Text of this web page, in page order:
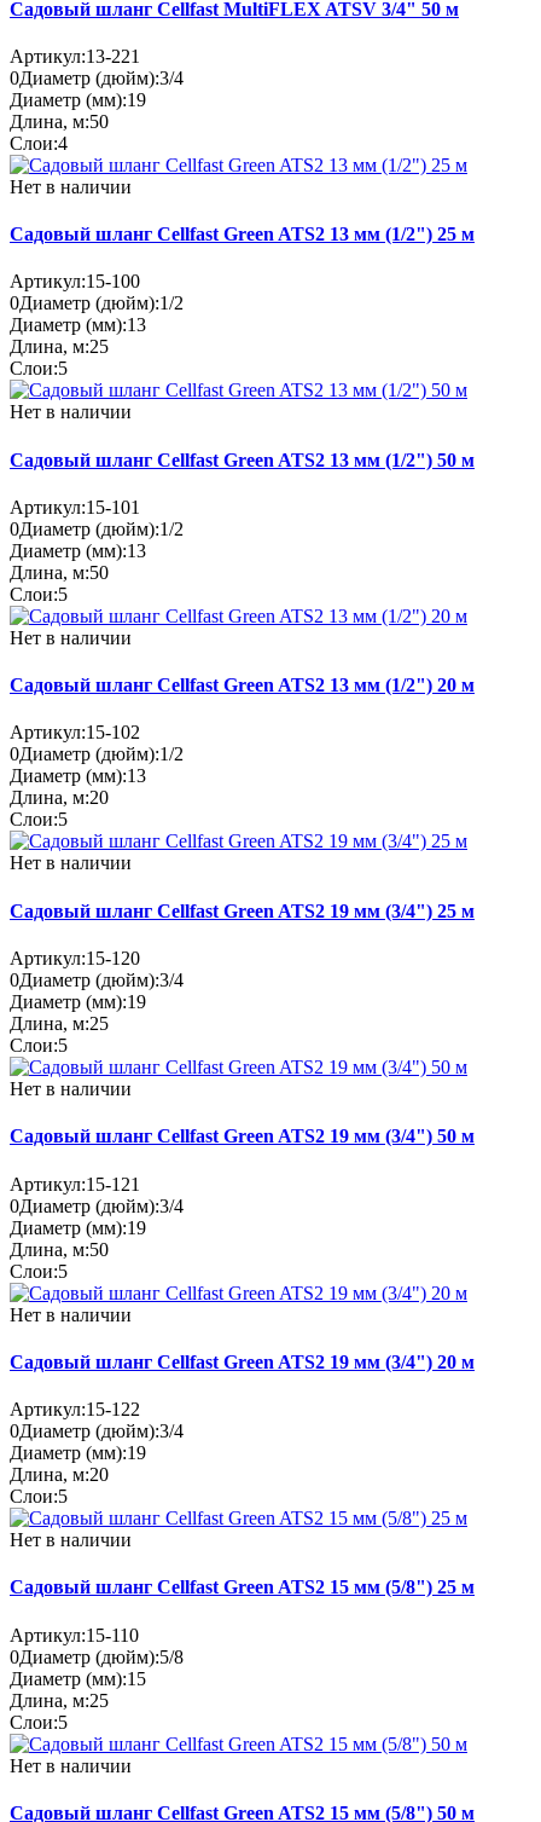
Садовый шланг Cellfast MultiFLEX ATSV 3/4" 50 м
Артикул:13-221
0Диаметр (дюйм):3/4
Диаметр (мм):19
Длина, м:50
Слои:4
Нет в наличии
Садовый шланг Cellfast Green ATS2 13 мм (1/2") 25 м
Артикул:15-100
0Диаметр (дюйм):1/2
Диаметр (мм):13
Длина, м:25
Слои:5
Нет в наличии
Садовый шланг Cellfast Green ATS2 13 мм (1/2") 50 м
Артикул:15-101
0Диаметр (дюйм):1/2
Диаметр (мм):13
Длина, м:50
Слои:5
Нет в наличии
Садовый шланг Cellfast Green ATS2 13 мм (1/2") 20 м
Артикул:15-102
0Диаметр (дюйм):1/2
Диаметр (мм):13
Длина, м:20
Слои:5
Нет в наличии
Садовый шланг Cellfast Green ATS2 19 мм (3/4") 25 м
Артикул:15-120
0Диаметр (дюйм):3/4
Диаметр (мм):19
Длина, м:25
Слои:5
Нет в наличии
Садовый шланг Cellfast Green ATS2 19 мм (3/4") 50 м
Артикул:15-121
0Диаметр (дюйм):3/4
Диаметр (мм):19
Длина, м:50
Слои:5
Нет в наличии
Садовый шланг Cellfast Green ATS2 19 мм (3/4") 20 м
Артикул:15-122
0Диаметр (дюйм):3/4
Диаметр (мм):19
Длина, м:20
Слои:5
Нет в наличии
Садовый шланг Cellfast Green ATS2 15 мм (5/8") 25 м
Артикул:15-110
0Диаметр (дюйм):5/8
Диаметр (мм):15
Длина, м:25
Слои:5
Нет в наличии
Садовый шланг Cellfast Green ATS2 15 мм (5/8") 50 м